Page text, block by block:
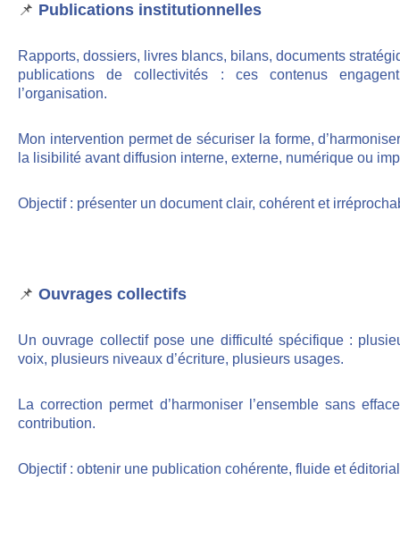
📌 Publications institutionnelles
Rapports, dossiers, livres blancs, bilans, documents
publications de collectivités : ces contenus
l’organisation.
Mon intervention permet de sécuriser la forme,
la lisibilité avant diffusion interne, externe, numérique ou
Objectif : présenter un document clair, cohérent et
📌 Ouvrages collectifs
Un ouvrage collectif pose une difficulté spécifique :
voix, plusieurs niveaux d’écriture, plusieurs usages.
La correction permet d’harmoniser l’ensemble sans
contribution.
Objectif : obtenir une publication cohérente, fluide et